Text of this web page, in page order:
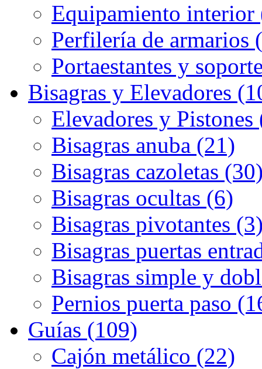
Equipamiento interior
Perfilería de armarios
Portaestantes y
Bisagras y Elevadores
Elevadores y Pistones
Bisagras anuba (21)
Bisagras cazoletas
Bisagras ocultas (6)
Bisagras pivotantes
Bisagras puertas
Bisagras simple y
Pernios puerta paso
Guías (109)
Cajón metálico (22)